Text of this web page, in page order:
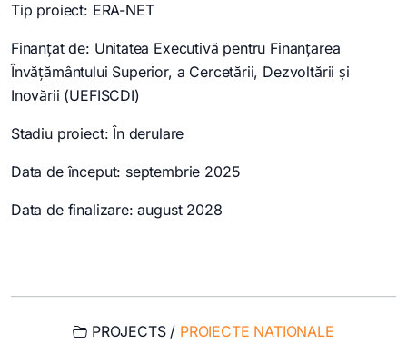
Tip proiect: ERA-NET
Finanțat de: Unitatea Executivă pentru Finanțarea
Învățământului Superior, a Cercetării, Dezvoltării și
Inovării (UEFISCDI)
Stadiu proiect: În derulare
Data de început: septembrie 2025
Data de finalizare: august 2028
PROJECTS / PROIECTE NATIONALE